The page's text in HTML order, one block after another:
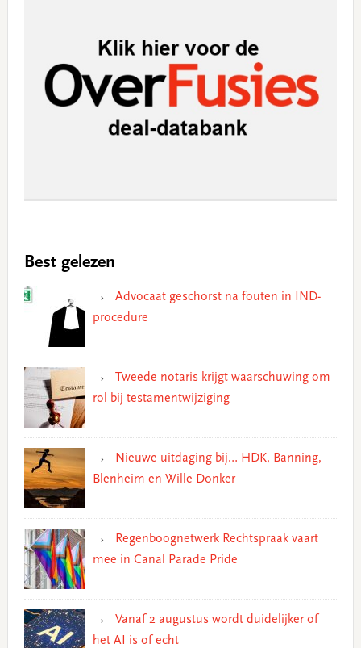
Best gelezen
Advocaat geschorst na fouten in IND-
procedure
Tweede notaris krijgt waarschuwing om
rol bij testamentwijziging
Nieuwe uitdaging bij… HDK, Banning,
Blenheim en Wille Donker
Regenboognetwerk Rechtspraak vaart
mee in Canal Parade Pride
Vanaf 2 augustus wordt duidelijker of
het AI is of echt